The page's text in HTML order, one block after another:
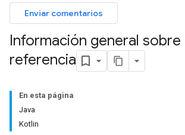
Enviar comentarios
Información general sobre
referencia
En esta página
Java
Kotlin